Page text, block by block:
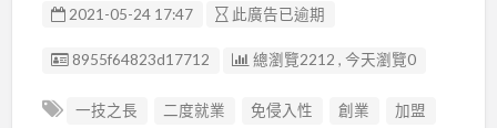
2021-05-24 17:47 此廣告已逾期
廣告编號
8955f64823d17712 總瀏覽2212 , 今天瀏覽0
一技之長 二度就業 免侵入性 創業
加盟